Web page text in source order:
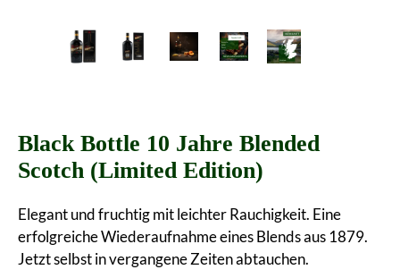
Black Bottle 10 Jahre Blended
Scotch (Limited Edition)
Elegant und fruchtig mit leichter Rauchigkeit. Eine
erfolgreiche Wiederaufnahme eines Blends aus 1879.
Jetzt selbst in vergangene Zeiten abtauchen.